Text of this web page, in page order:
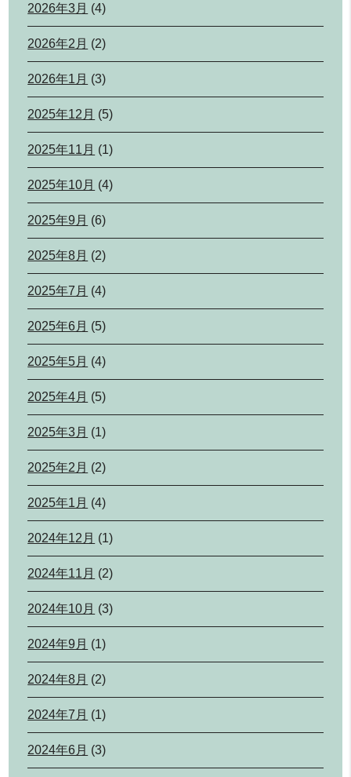
2026年3月 (4)
2026年2月 (2)
2026年1月 (3)
2025年12月 (5)
2025年11月 (1)
2025年10月 (4)
2025年9月 (6)
2025年8月 (2)
2025年7月 (4)
2025年6月 (5)
2025年5月 (4)
2025年4月 (5)
2025年3月 (1)
2025年2月 (2)
2025年1月 (4)
2024年12月 (1)
2024年11月 (2)
2024年10月 (3)
2024年9月 (1)
2024年8月 (2)
2024年7月 (1)
2024年6月 (3)